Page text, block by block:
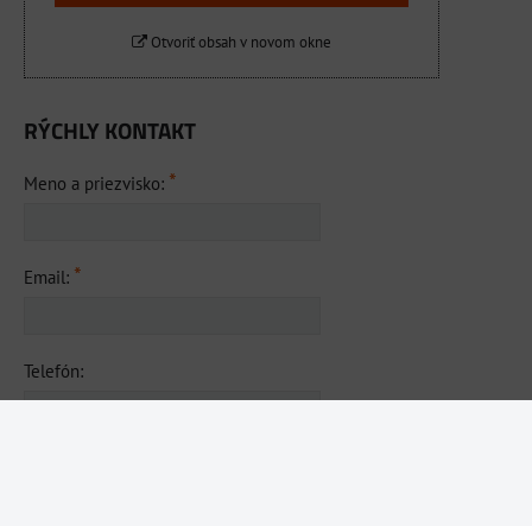
Otvoriť obsah v novom okne
RÝCHLY KONTAKT
Meno a priezvisko: *
Email: *
Telefón: